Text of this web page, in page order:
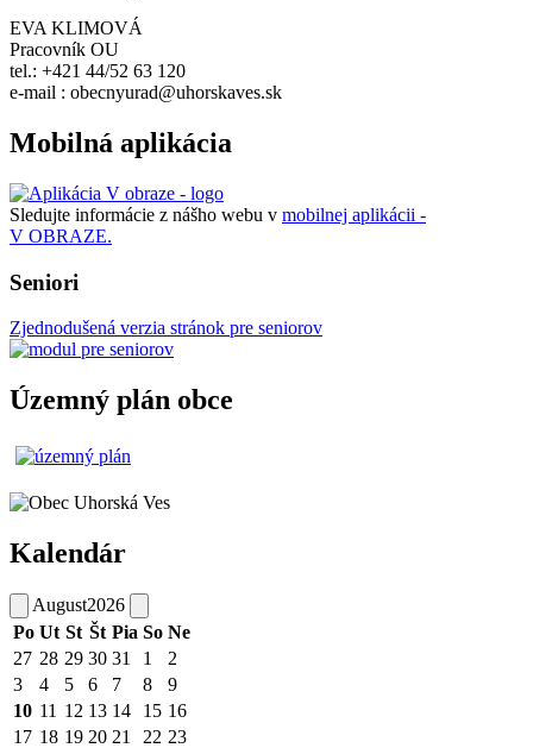
EVA KLIMOVÁ
Pracovník OU
tel.: +421 44/52 63 120
e-mail : obecnyurad@uhorskaves.sk
Mobilná aplikácia
Sledujte informácie z nášho webu v mobilnej aplikácii -
V OBRAZE.
Seniori
Zjednodušená verzia stránok pre seniorov
Územný plán obce
Kalendár
August2026
Po Ut St Št Pia So Ne
27 28 29 30 31 1
2
3
4 5 6 7 8
9
10 11 12 13 14 15 16
17 18 19 20 21 22 23